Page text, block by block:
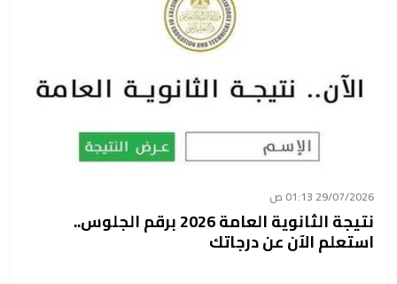
29/07/2026 01:13 ص
نتيجة الثانوية العامة 2026 برقم الجلوس..
استعلم الآن عن درجاتك